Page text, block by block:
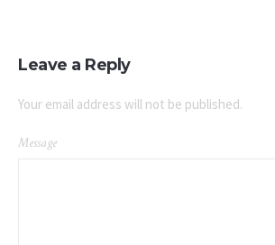
Leave a Reply
Your email address will not be published.
Message